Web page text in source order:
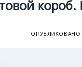
ОПУБЛИКОВАНО